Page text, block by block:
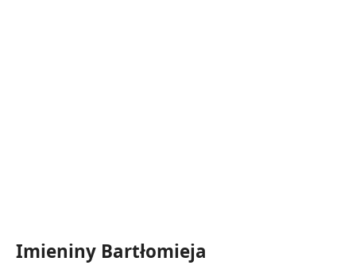
Imieniny Bartłomieja